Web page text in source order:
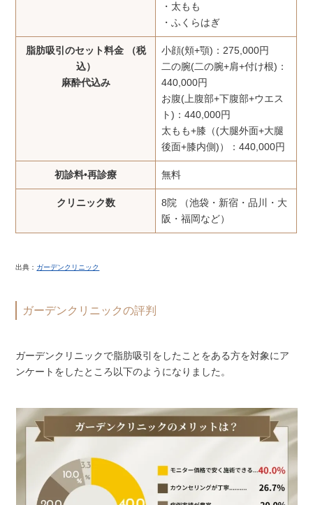
・太もも
・ふくらはぎ
脂肪吸引のセット料金 （税
込）
麻酔代込み
小顔(頬+顎)：275,000円
二の腕(二の腕+肩+付け根)：
440,000円
お腹(上腹部+下腹部+ウエス
ト)：440,000円
太もも+膝（(大腿外面+大腿
後面+膝内側)）：440,000円
初診料•再診療 無料
クリニック数
8院 （池袋・新宿・品川・大
阪・福岡など）
出典： ガーデンクリニック
ガーデンクリニックの評判
ガーデンクリニックで脂肪吸引をしたことをある方を対象にア
ンケートをしたところ以下のようになりました。